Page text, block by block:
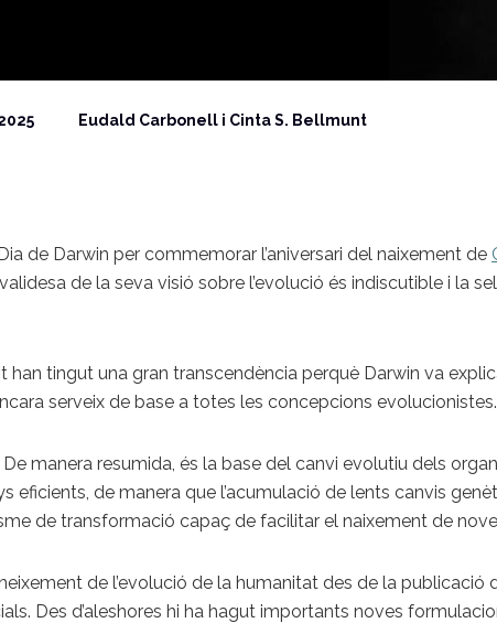
Eudald Carbonell i Cinta S. Bellmunt
de Darwin per commemorar l’aniversari del naixement de
de la seva visió sobre l’evolució és indiscutible i la
han tingut una gran transcendència perquè Darwin va
serveix de base a totes les concepcions evolucionistes.
manera resumida, és la base del canvi evolutiu dels
eficients, de manera que l’acumulació de lents canvis
de transformació capaç de facilitar el naixement de
de l’evolució de la humanitat des de la publicació
Des d’aleshores hi ha hagut importants noves